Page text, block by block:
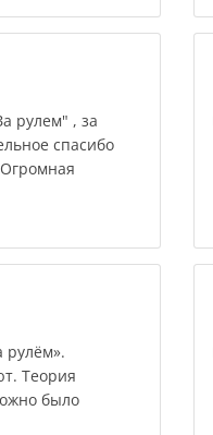
рулем" , за
спасибо
рулём».
Теория
было